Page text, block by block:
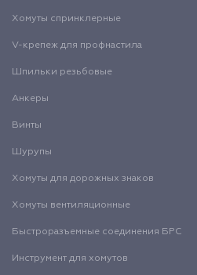
Хомуты спринклерные
V-крепеж для профнастила
Шпильки резьбовые
Анкеры
Винты
Шурупы
Хомуты для дорожных знаков
Хомуты вентиляционные
Быстроразъемные соединения БРС
Инструмент для хомутов